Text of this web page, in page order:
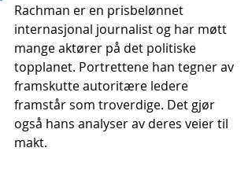
Rachman er en prisbelønnet
internasjonal journalist og har møtt
mange aktører på det politiske
topplanet. Portrettene han tegner av
framskutte autoritære ledere
framstår som troverdige. Det gjør
også hans analyser av deres veier til
makt.